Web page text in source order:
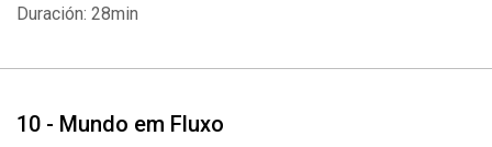
Duración: 28min
10 - Mundo em Fluxo